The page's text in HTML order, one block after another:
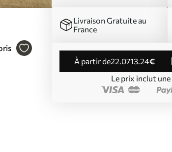
Livraison Gratuite au
France
à partir de22.0713.24€
Le prix inclut une